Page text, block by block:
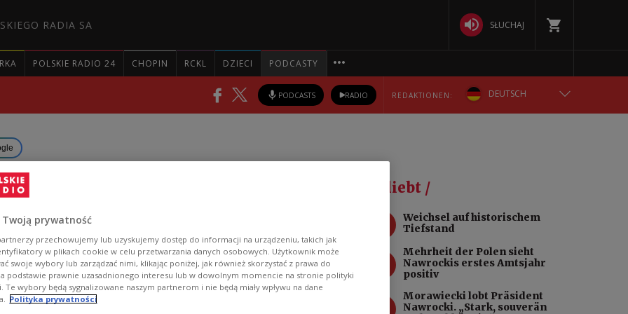
RADIA SA SŁUCHAJ
POLSKIE RADIO 24 CHOPIN RCKL DZIECI PODCASTY
PODCASTS RADIO REDAKTIONEN: DEUTSCH
УКРАЇНСЬКА
zum 500. Jahrestag
Glocke"
Gitanas Nausėda war am Sonntag in Krakau
mit seinem polnischen Amtskollegen Andrzej Duda
Themen zu besprechen.
Beliebt /
Weichsel auf historischem
Tiefstand
Mehrheit der Polen sieht
Nawrockis erstes Amtsjahr
positiv
Morawiecki lobt Präsident
Nawrocki. „Stark, souverän
Twoją prywatność
przechowujemy lub uzyskujemy dostęp do informacji na urządzeniu, takich jak
w plikach cookie w celu przetwarzania danych osobowych. Użytkownik może
swoje wybory lub zarządzać nimi, klikając poniżej, jak również skorzystać z prawa do
podstawie prawnie uzasadnionego interesu lub w dowolnym momencie na stronie polityki
Te wybory będą sygnalizowane naszym partnerom i nie będą miały wpływu na dane
Polityka prywatności